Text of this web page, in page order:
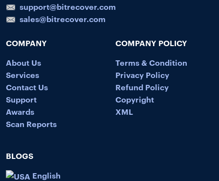
support@bitrecover.com
sales@bitrecover.com
COMPANY
About Us
Services
Contact Us
Support
Awards
Scan Reports
COMPANY POLICY
Terms & Condition
Privacy Policy
Refund Policy
Copyright
XML
BLOGS
English